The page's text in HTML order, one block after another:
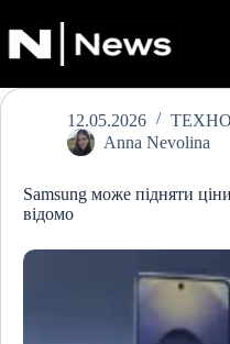
до
вмісту
12.05.2026
Anna Nevolina
Samsung може підняти
відомо